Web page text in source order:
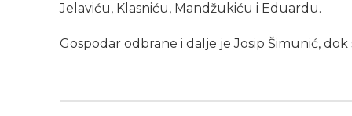
Jelaviću, Klasniću, Mandžukiću i Eduardu.
Gospodar odbrane i dalje je Josip Šimunić,